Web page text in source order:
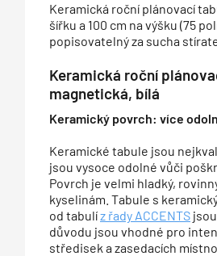
Keramická roční plánovací
šířku a 100 cm na výšku (75
popisovatelný za sucha
Keramická roční
magnetická, bílá
Keramický povrch: více
Keramické tabule jsou
jsou vysoce odolné vůči
Povrch je velmi hladký,
kyselinám. Tabule s
od tabulíz řady ACCENTS
důvodu jsou vhodné pro
středisek a zasedacích